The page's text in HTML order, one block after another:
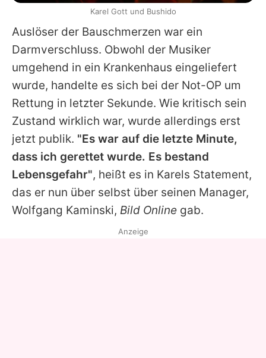
Auslöser der Bauschmerzen war ein
Darmverschluss. Obwohl der Musiker
umgehend in ein Krankenhaus eingeliefert
wurde, handelte es sich bei der Not-OP um
Rettung in letzter Sekunde. Wie kritisch sein
Zustand wirklich war, wurde allerdings erst
jetzt publik. "Es war auf die letzte Minute,
dass ich gerettet wurde. Es bestand
Lebensgefahr", heißt es in Karels Statement,
das er nun über selbst über seinen Manager,
Wolfgang Kaminski, Bild Online gab.
Karel Gott und Bushido
Anzeige